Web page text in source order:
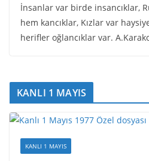
İnsanlar var birde insancıklar,
hem kancıklar, Kızlar var
herifler oğlancıklar var.
KANLI 1 MAYIS
KANLI 1 MAYIS